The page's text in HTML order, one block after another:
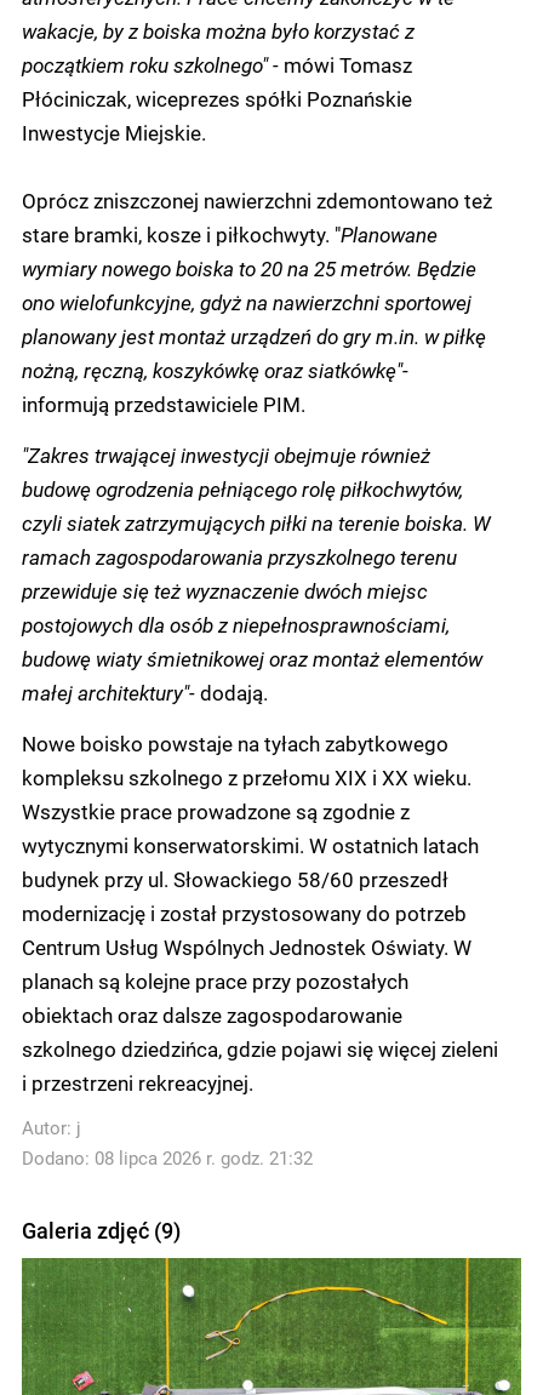
wakacje, by z boiska można było korzystać z
początkiem roku szkolnego" - mówi Tomasz
Płóciniczak, wiceprezes spółki Poznańskie
Inwestycje Miejskie.
Oprócz zniszczonej nawierzchni zdemontowano też
stare bramki, kosze i piłkochwyty. "Planowane
wymiary nowego boiska to 20 na 25 metrów. Będzie
ono wielofunkcyjne, gdyż na nawierzchni sportowej
planowany jest montaż urządzeń do gry m.in. w piłkę
nożną, ręczną, koszykówkę oraz siatkówkę"-
informują przedstawiciele PIM.
"Zakres trwającej inwestycji obejmuje również
budowę ogrodzenia pełniącego rolę piłkochwytów,
czyli siatek zatrzymujących piłki na terenie boiska. W
ramach zagospodarowania przyszkolnego terenu
przewiduje się też wyznaczenie dwóch miejsc
postojowych dla osób z niepełnosprawnościami,
budowę wiaty śmietnikowej oraz montaż elementów
małej architektury"-dodają.
Nowe boisko powstaje na tyłach zabytkowego
kompleksu szkolnego z przełomu XIX i XX wieku.
Wszystkie prace prowadzone są zgodnie z
wytycznymi konserwatorskimi. W ostatnich latach
budynek przy ul. Słowackiego 58/60 przeszedł
modernizację i został przystosowany do potrzeb
Centrum Usług Wspólnych Jednostek Oświaty. W
planach są kolejne prace przy pozostałych
obiektach oraz dalsze zagospodarowanie
szkolnego dziedzińca, gdzie pojawi się więcej zieleni
i przestrzeni rekreacyjnej.
Autor: j
Dodano: 08 lipca 2026 r. godz. 21:32
Galeria zdjęć (9)